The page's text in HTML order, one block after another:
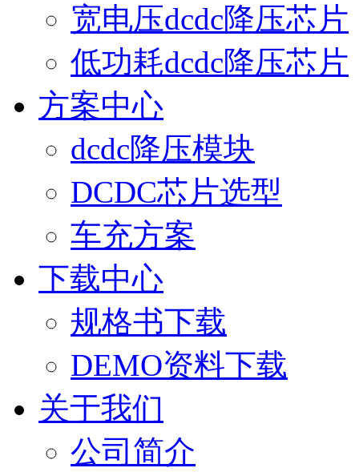
宽电压dcdc降压芯片
低功耗dcdc降压芯片
方案中心
dcdc降压模块
DCDC芯片选型
车充方案
下载中心
规格书下载
DEMO资料下载
关于我们
公司简介